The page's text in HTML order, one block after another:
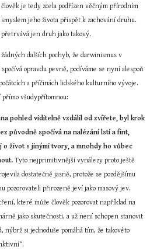
je tedy zcela podřízen věčným přírodním
jeho života přispět k zachování druhu.
jen druh jako takový.
dalších pochyb, že darwinismus v
opravdu pevně, podíváme se nyní alespoň
a příčinách lidského kulturního vývoje.
všudypřítomnou:
pohled viditelně vzdálil od zvířete, byl krok
původně spočívá na nalézání lstí a fint,
o život s jinými tvory, a mnohdy ho vůbec
Tyto nejprimitivnější vynálezy proto ještě
dostatečně jasně, protože se pozdějšímu
pozorovateli přirozeně jeví jako masový jev.
které může člověk pozorovat například na
jako skutečnosti, a už není schopen stanovit
nýbrž si jednoduše pomáhá tím, že takovéto